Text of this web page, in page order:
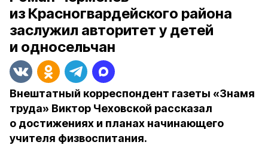
из Красногвардейского района
заслужил авторитет у детей
и односельчан
Внештатный корреспондент газеты «Знамя
труда» Виктор Чеховской рассказал
о достижениях и планах начинающего
учителя физвоспитания.